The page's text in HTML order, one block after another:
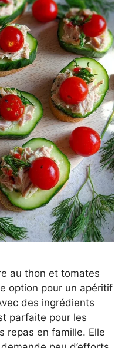
au thon et tomates
option pour un apéritif
des ingrédients
parfaite pour les
repas en famille. Elle